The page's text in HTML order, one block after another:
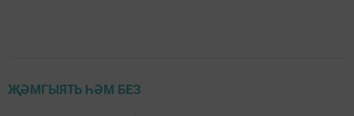
ҖӘМГЫЯТЬ ҺӘМ БЕЗ